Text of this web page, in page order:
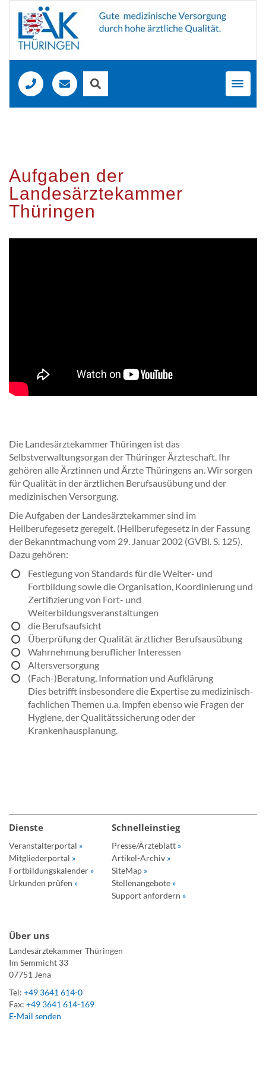
Aufgaben der
Landesärztekammer
Thüringen
Die Landesärztekammer Thüringen ist das
Selbstverwaltungsorgan der Thüringer Ärzteschaft. Ihr
gehören alle Ärztinnen und Ärzte Thüringens an. Wir sorgen
für Qualität in der ärztlichen Berufsausübung und der
medizinischen Versorgung.
Die Aufgaben der Landesärztekammer sind im
Heilberufegesetz geregelt. (Heilberufegesetz in der Fassung
der Bekanntmachung vom 29. Januar 2002 (GVBl. S. 125).
Dazu gehören:
Festlegung von Standards für die Weiter- und
Fortbildung sowie die Organisation, Koordinierung und
Zertifizierung von Fort- und
Weiterbildungsveranstaltungen
die Berufsaufsicht
Überprüfung der Qualität ärztlicher Berufsausübung
Wahrnehmung beruflicher Interessen
Altersversorgung
(Fach-)Beratung, Information und Aufklärung
Dies betrifft insbesondere die Expertise zu medizinisch-
fachlichen Themen u.a. Impfen ebenso wie Fragen der
Hygiene, der Qualitätssicherung oder der
Krankenhausplanung.
Dienste
Veranstalterportal »
Mitgliederportal »
Fortbildungskalender »
Urkunden prüfen »
Schnelleinstieg
Presse/Ärzteblatt »
Artikel-Archiv »
SiteMap »
Stellenangebote »
Support anfordern »
Über uns
Landesärztekammer Thüringen
Im Semmicht 33
07751 Jena
Tel: +49 3641 614-0
Fax: +49 3641 614-169
E-Mail senden